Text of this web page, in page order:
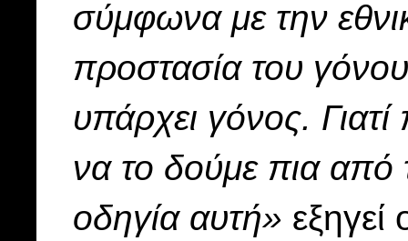
σύμφωνα με την
προστασία του γόνου.
υπάρχει γόνος.
να το δούμε πια από
οδηγία αυτή»